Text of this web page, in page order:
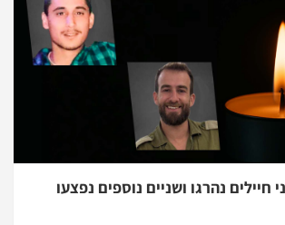
חיילים נהרגו ושניים נוספים נפצעו